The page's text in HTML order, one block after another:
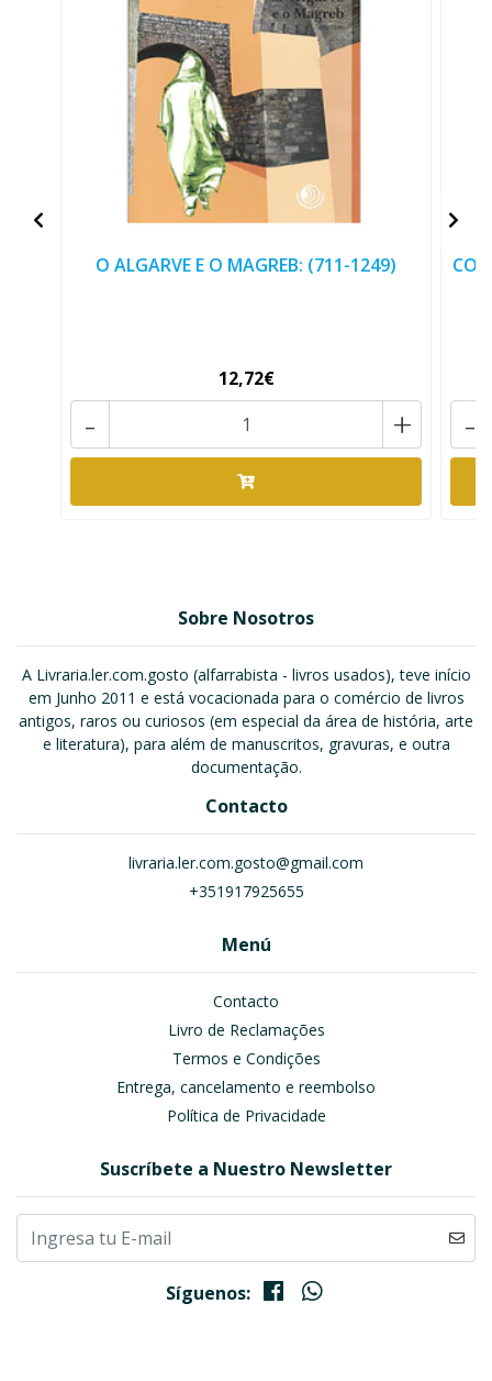
O ALGARVE E O MAGREB: (711-1249)
12,72€
+
- -
Sobre Nosotros
A Livraria.ler.com.gosto (alfarrabista - livros usados), teve início
em Junho 2011 e está vocacionada para o comércio de livros
antigos, raros ou curiosos (em especial da área de história, arte
e literatura), para além de manuscritos, gravuras, e outra
documentação.
Contacto
livraria.ler.com.gosto@gmail.com
+351917925655
Menú
Contacto
Livro de Reclamações
Termos e Condições
Entrega, cancelamento e reembolso
Política de Privacidade
Suscríbete a Nuestro Newsletter
Síguenos: